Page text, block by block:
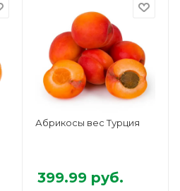
Абрикосы вес Турция
399.99руб.